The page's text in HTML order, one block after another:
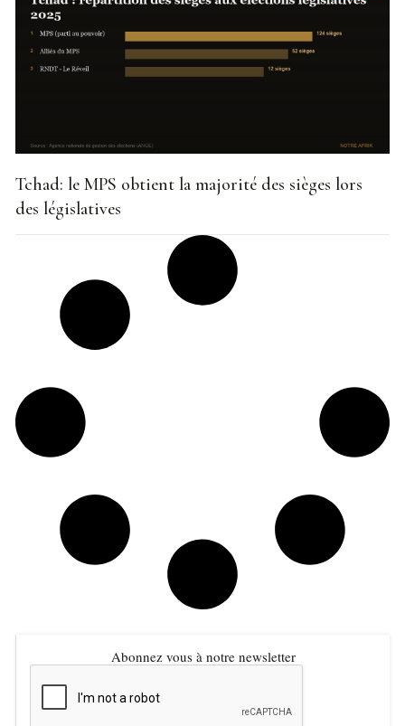
Tchad: le MPS obtient la majorité des sièges lors
des législatives
Abonnez vous à notre newsletter